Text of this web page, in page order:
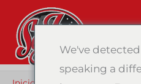
contenido
We've
speaking a